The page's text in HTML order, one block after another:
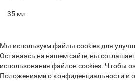
35 мл
Мы используем файлы cookies для
Оставаясь на нашем сайте, вы
использования файлов cookies. Чтобы
Положениями о конфиденциальности и